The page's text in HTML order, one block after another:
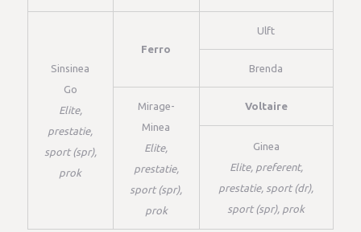
Sinsinea
Go
Elite,
prestatie,
sport (spr),
prok
Ferro
Ulft
Brenda
Mirage-
Minea
Elite,
prestatie,
sport (spr),
prok
Voltaire
Ginea
Elite, preferent,
prestatie, sport (dr),
sport (spr), prok